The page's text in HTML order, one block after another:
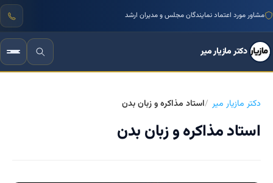
مشاور مورد اعتماد نمایندگان مجلس و مدیران ارشد
دکتر مازیار میر
دکتر مازیار میر استاد مذاکره و زبان بدن
استاد مذاکره و زبان بدن